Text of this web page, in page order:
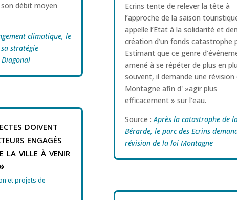
débit moyen
climatique, le
stratégie
Diagonal
doivent
engagés
la ville à venir
et projets de
Ecrins tente de relever la tête à
l’approche de la saison
appelle l’Etat à la solidarité et
création d’un fonds catastrophe
Estimant que ce genre
amené à se répéter de plus en
souvent, il demande une révision
Montagne afin d' »agir plus
efficacement » sur l’eau.
Source :Après la catastrophe de
Bérarde, le parc des Ecrins
révision de la loi Montagne